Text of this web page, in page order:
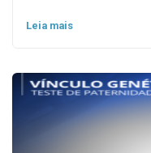
Leia mais